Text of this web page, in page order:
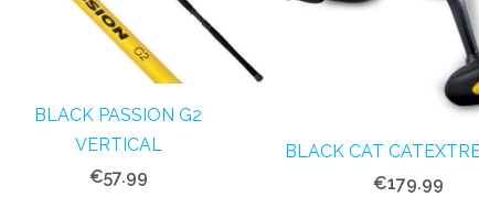
BLACK PASSION G2
VERTICAL
€57.99
BLACK CAT
€179.99